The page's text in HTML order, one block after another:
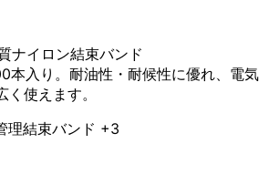
ナイロン結束バンド
本入り。耐油性・耐候性に優れ、電気
使えます。
理結束バンド +3